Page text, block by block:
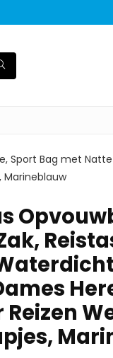
Sport Bag met
Marineblauw